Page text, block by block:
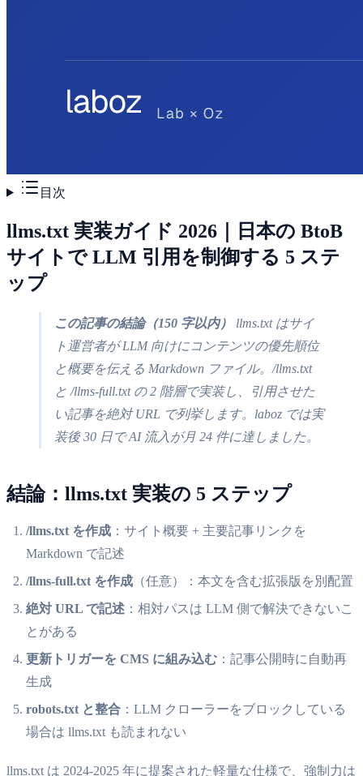
目次
llms.txt 実装ガイド 2026｜日本の BtoB
サイトで LLM 引用を制御する 5 ステ
ップ
この記事の結論（150 字以内）
llms.txt はサイ
ト運営者が LLM 向けにコンテンツの優先順位
と概要を伝える Markdown ファイル。/llms.txt
と /llms-full.txt の 2 階層で実装し、引用させた
い記事を絶対 URL で列挙します。laboz では実
装後 30 日で AI 流入が月 24 件に達しました。
結論：llms.txt 実装の 5 ステップ
/llms.txt を作成 ：サイト概要 + 主要記事リンクを
Markdown で記述
/llms-full.txt を作成 （任意）：本文を含む拡張版を別配置
絶対 URL で記述 ：相対パスは LLM 側で解決できないこ
とがある
更新トリガーを CMS に組み込む ：記事公開時に自動再
生成
robots.txt と整合 ：LLM クローラーをブロックしている
場合は llms.txt も読まれない
llms.txt は 2024-2025 年に提案された軽量な仕様で、強制力は